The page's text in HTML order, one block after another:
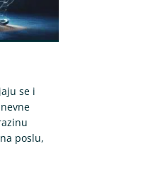
se i
poslu,